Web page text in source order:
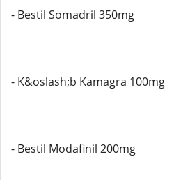
- Bestil Somadril 350mg
- K&oslash;b Kamagra 100mg
- Bestil Modafinil 200mg